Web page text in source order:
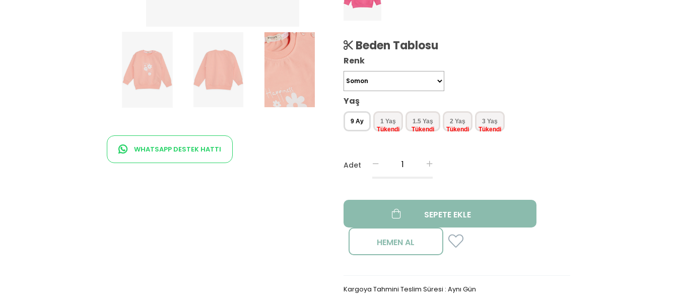
WHATSAPP DESTEK HATTI
Beden Tablosu
Renk
Yaş
9 Ay 1 Yaş 1.5 Yaş 2 Yaş 3 Yaş
Adet
Kargoya Tahmini Teslim Süresi : Aynı Gün